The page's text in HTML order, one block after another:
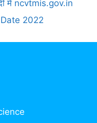
में ncvtmis.gov.in
2022